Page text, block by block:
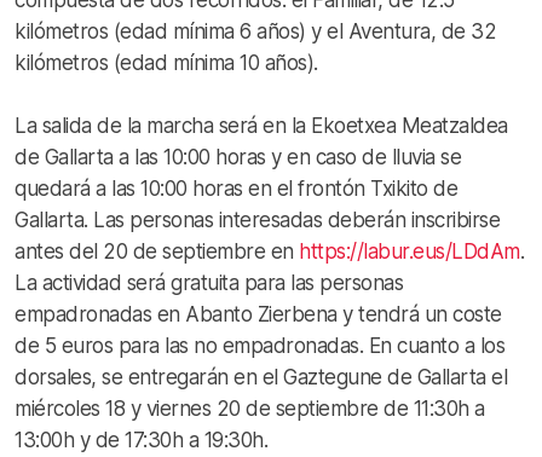
kilómetros (edad mínima 6 años) y el Aventura, de 32
kilómetros (edad mínima 10 años).
La salida de la marcha será en la Ekoetxea Meatzaldea
de Gallarta a las 10:00 horas y en caso de lluvia se
quedará a las 10:00 horas en el frontón Txikito de
Gallarta. Las personas interesadas deberán inscribirse
antes del 20 de septiembre en https://labur.eus/LDdAm.
La actividad será gratuita para las personas
empadronadas en Abanto Zierbena y tendrá un coste
de 5 euros para las no empadronadas. En cuanto a los
dorsales, se entregarán en el Gaztegune de Gallarta el
miércoles 18 y viernes 20 de septiembre de 11:30h a
13:00h y de 17:30h a 19:30h.